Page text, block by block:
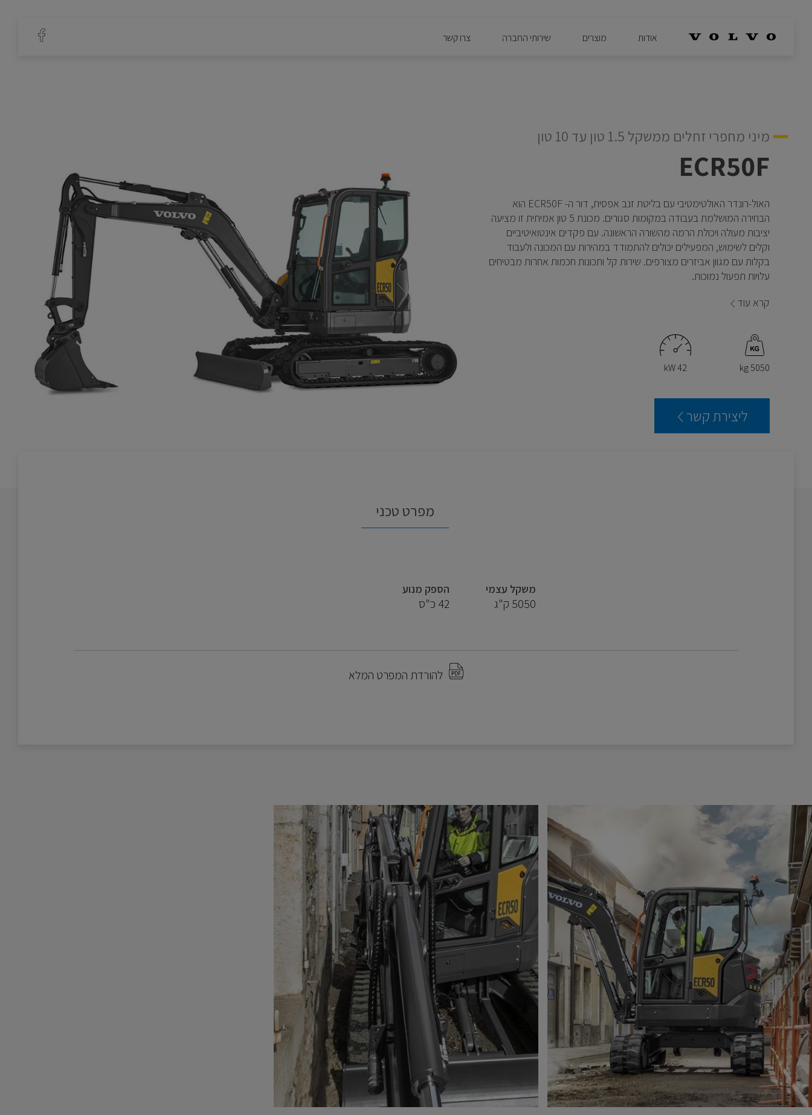
אודות מוצרים שירותי החברה צרו קשר
מיני מחפרי זחלים ממשקל 1.5 טון עד 10 טון
ECR50F
האול-רונדר האולטימטיבי עם בליטת זנב אפסית, דור ה- ECR50F הוא
הבחירה המושלמת בעבודה במקומות סגורים. מכונת 5 טון אמיתית זו מציעה
יציבות מעולה ויכולת הרמה מהשורה הראשונה. עם פקדים אינטואיטיביים
וקלים לשימוש, המפעילים יכולים להתמודד במהירות עם המכונה ולעבוד
בקלות עם מגוון אביזרים מצורפים. שירות קל ותכונות חכמות אחרות מבטיחים
עלויות תפעול נמוכות.
קרא עוד
5050 kg
42 kW
ליצירת קשר
מפרט טכני
משקל עצמי
5050 ק"ג
הספק מנוע
42 כ"ס
להורדת המפרט המלא